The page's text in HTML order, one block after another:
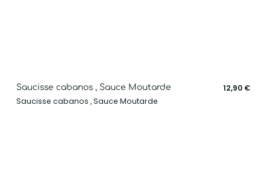
Saucisse cabanos , Sauce Moutarde
Saucisse cabanos , Sauce Moutarde
12,90 €